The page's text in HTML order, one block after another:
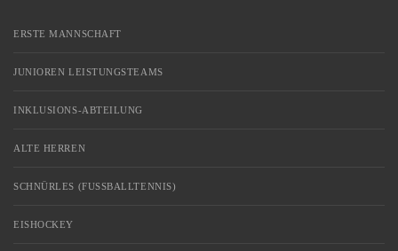
ERSTE MANNSCHAFT
JUNIOREN LEISTUNGSTEAMS
INKLUSIONS-ABTEILUNG
ALTE HERREN
SCHNÜRLES (FUSSBALLTENNIS)
EISHOCKEY